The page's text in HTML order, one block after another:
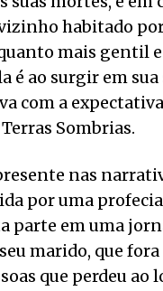
habitado
mais gentil
é ao surgir em
com a
Sombrias.
nas
por uma
parte em uma
marido, que
que perdeu ao